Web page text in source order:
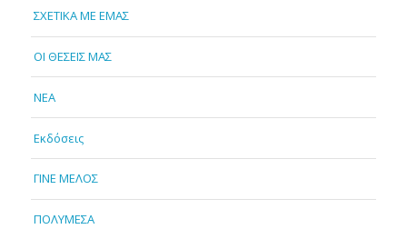
ΣΧΕΤΙΚΑ ΜΕ ΕΜΑΣ
OI ΘΕΣΕΙΣ ΜΑΣ
NEA
Εκδόσεις
ΓΙΝΕ ΜΕΛΟΣ
ΠΟΛΥΜΕΣΑ